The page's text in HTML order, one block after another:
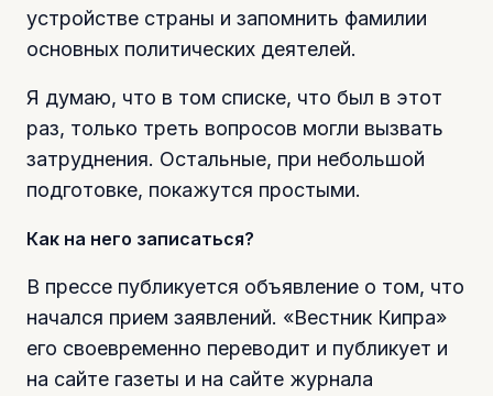
устройстве страны и запомнить фамилии
основных политических деятелей.
Я думаю, что в том списке, что был в этот
раз, только треть вопросов могли вызвать
затруднения. Остальные, при небольшой
подготовке, покажутся простыми.
Как на него записаться?
В прессе публикуется объявление о том, что
начался прием заявлений. «Вестник Кипра»
его своевременно переводит и публикует и
на сайте газеты и на сайте журнала